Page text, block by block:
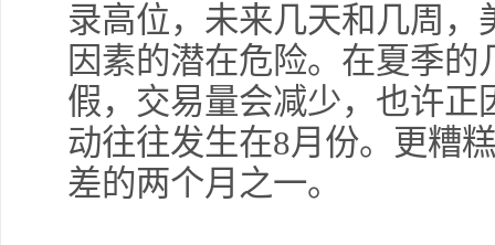
录高位，未来几天和几周
因素的潜在危险。在夏季
假，交易量会减少，也许
动往往发生在8月份。更糟
差的两个月之一。